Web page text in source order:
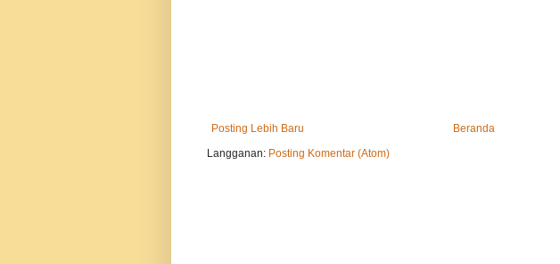
Posting Lebih Baru
Beranda
Langganan: Posting Komentar (Atom)